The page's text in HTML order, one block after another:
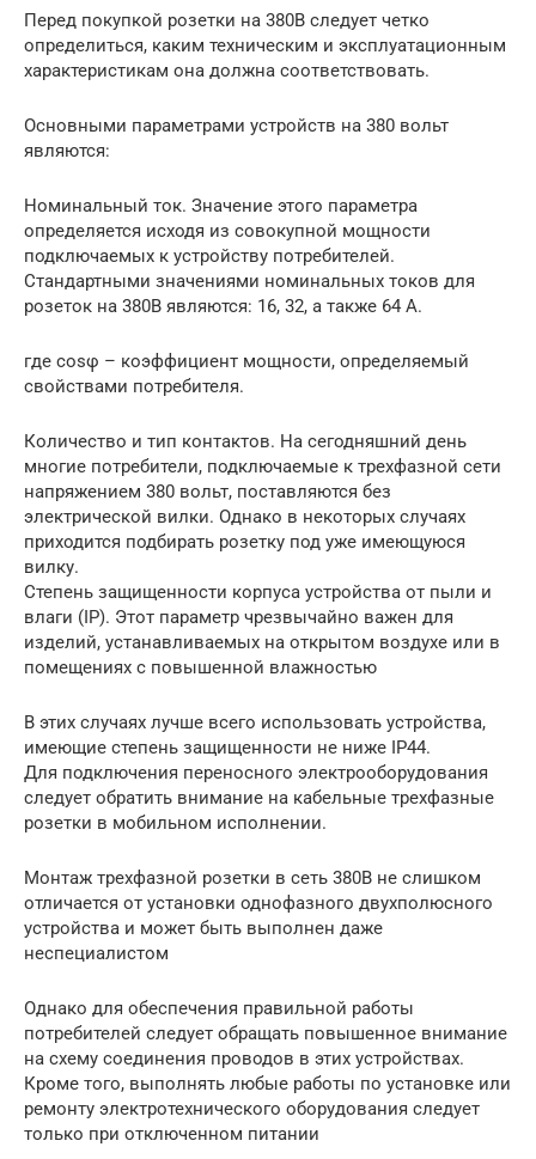
Перед покупкой розетки на 380В следует четко
определиться, каким техническим и эксплуатационным
характеристикам она должна соответствовать.
Основными параметрами устройств на 380 вольт
являются:
Номинальный ток. Значение этого параметра
определяется исходя из совокупной мощности
подключаемых к устройству потребителей.
Стандартными значениями номинальных токов для
розеток на 380В являются: 16, 32, а также 64 А.
где cosφ – коэффициент мощности, определяемый
свойствами потребителя.
Количество и тип контактов. На сегодняшний день
многие потребители, подключаемые к трехфазной сети
напряжением 380 вольт, поставляются без
электрической вилки. Однако в некоторых случаях
приходится подбирать розетку под уже имеющуюся
вилку.
Степень защищенности корпуса устройства от пыли и
влаги (IP). Этот параметр чрезвычайно важен для
изделий, устанавливаемых на открытом воздухе или в
помещениях с повышенной влажностью
В этих случаях лучше всего использовать устройства,
имеющие степень защищенности не ниже IP44.
Для подключения переносного электрооборудования
следует обратить внимание на кабельные трехфазные
розетки в мобильном исполнении.
Монтаж трехфазной розетки в сеть 380В не слишком
отличается от установки однофазного двухполюсного
устройства и может быть выполнен даже
неспециалистом
Однако для обеспечения правильной работы
потребителей следует обращать повышенное внимание
на схему соединения проводов в этих устройствах.
Кроме того, выполнять любые работы по установке или
ремонту электротехнического оборудования следует
только при отключенном питании